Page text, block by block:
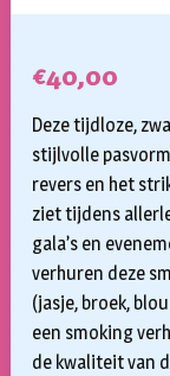
€40,00
Deze tijdloze,
stijlvolle
revers en het
ziet tijdens
gala’s en
verhuren deze
(jasje, broek,
een smoking
de kwaliteit van